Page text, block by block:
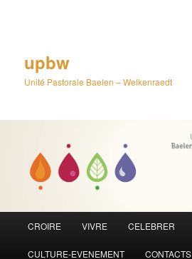
upbw
Unité Pastorale Baelen – Welkenraedt
principal
CROIRE VIVRE CELEBRER
CULTURE-EVENEMENT CONTACTS